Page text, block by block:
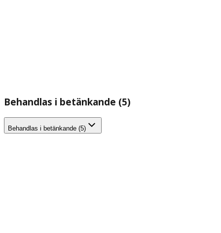
Behandlas i betänkande (5)
Behandlas i betänkande (5)